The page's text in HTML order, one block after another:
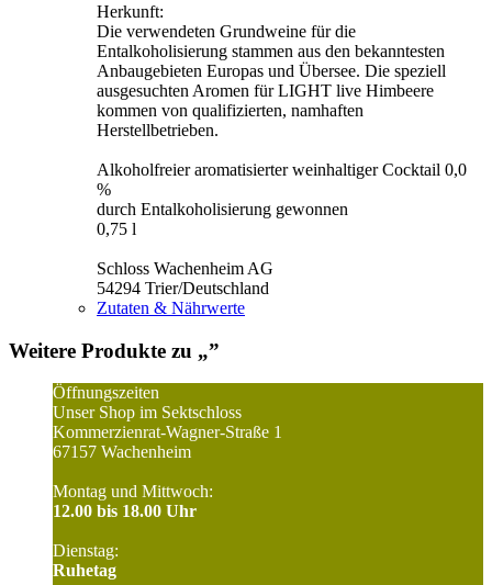
Herkunft:
Die verwendeten Grundweine für die
Entalkoholisierung stammen aus den bekanntesten
Anbaugebieten Europas und Übersee. Die speziell
ausgesuchten Aromen für LIGHT live Himbeere
kommen von qualifizierten, namhaften
Herstellbetrieben.
Alkoholfreier aromatisierter weinhaltiger Cocktail 0,0
%
durch Entalkoholisierung gewonnen
0,75 l
Schloss Wachenheim AG
54294 Trier/Deutschland
Zutaten & Nährwerte
Weitere Produkte zu „”
Öffnungszeiten
Unser Shop im Sektschloss
Kommerzienrat-Wagner-Straße 1
67157 Wachenheim
Montag und Mittwoch:
12.00 bis 18.00 Uhr
Dienstag:
Ruhetag